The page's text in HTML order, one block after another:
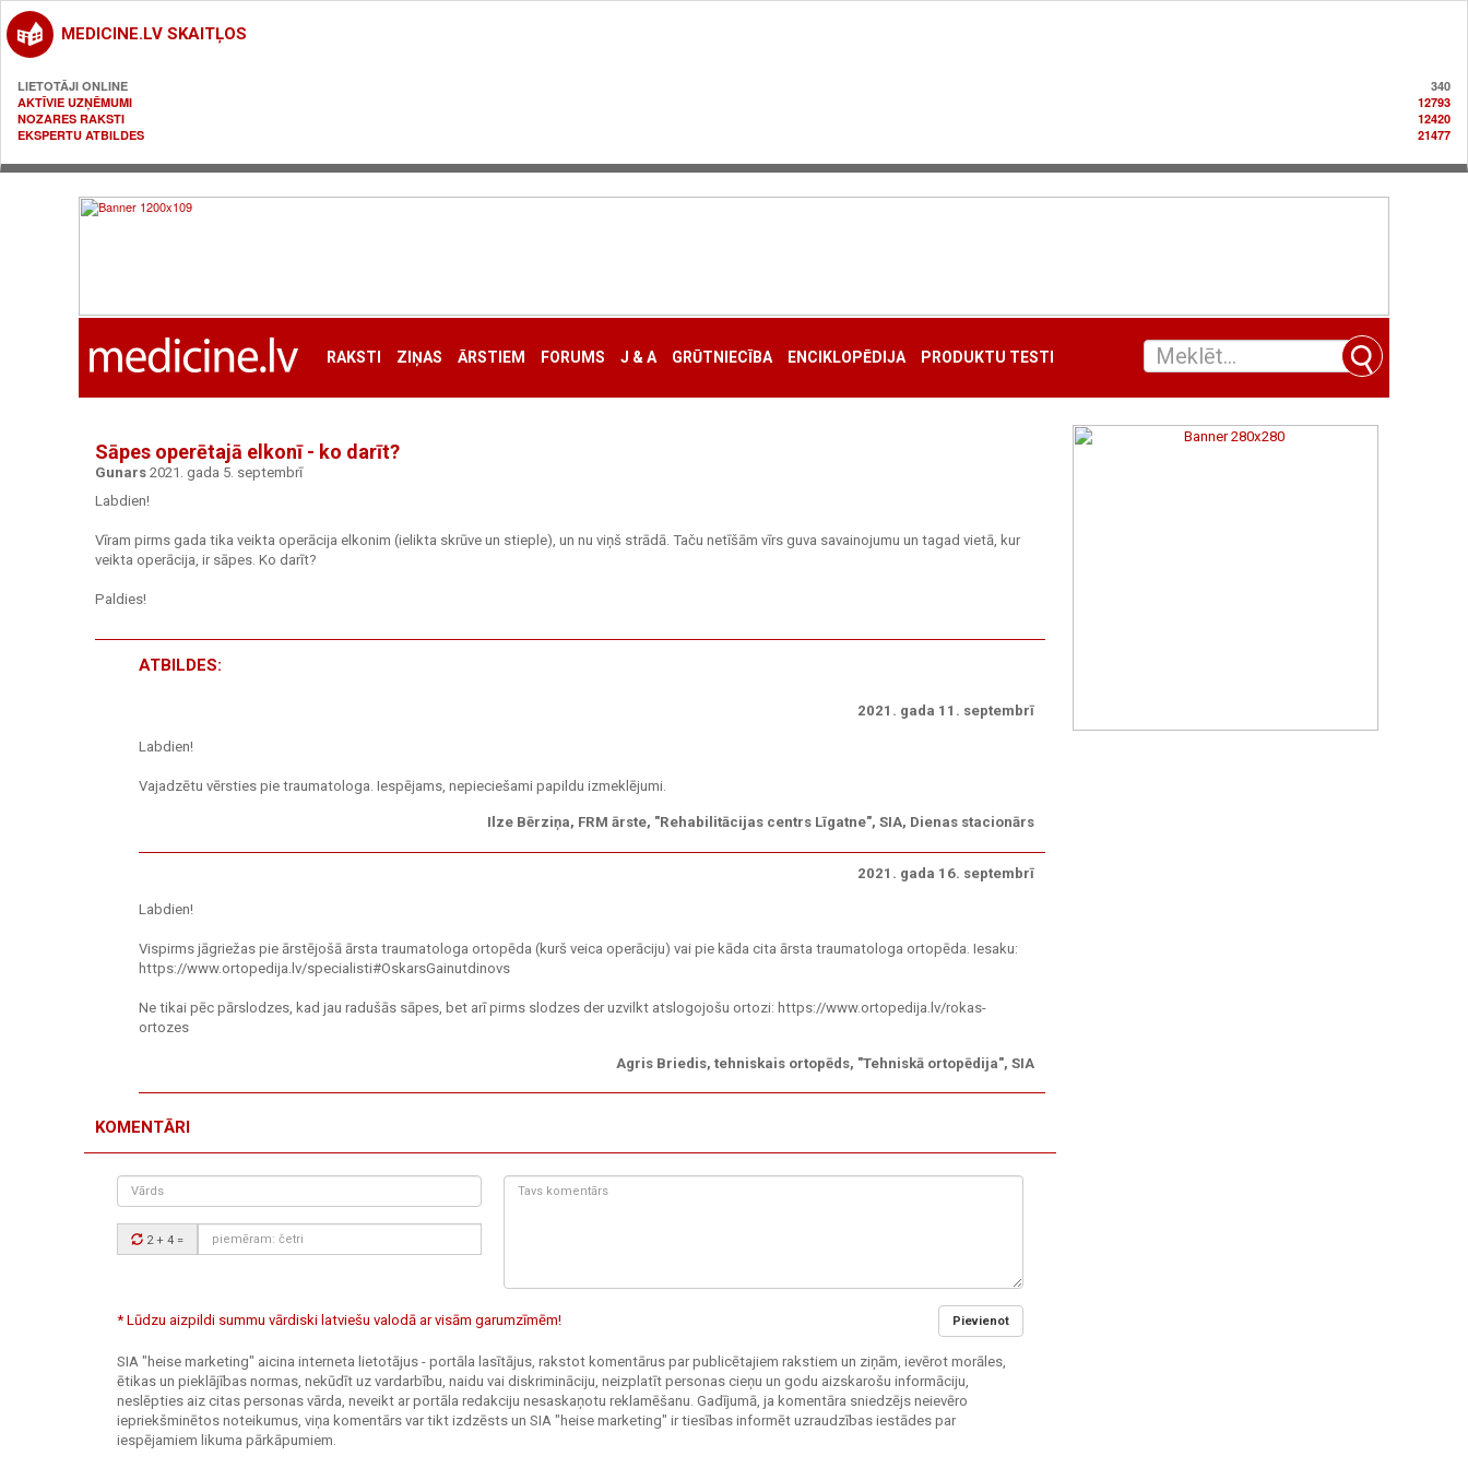
MEDICINE.LV SKAITĻOS
LIETOTĀJI ONLINE
340
AKTĪVIE UZŅĒMUMI
12793
NOZARES RAKSTI
12420
EKSPERTU ATBILDES
21477
RAKSTI ZIŅAS ĀRSTIEM FORUMS J & A GRŪTNIECĪBA ENCIKLOPĒDIJA PRODUKTU TESTI
Sāpes operētajā elkonī - ko darīt?
Gunars 2021. gada 5. septembrī
Labdien!
Vīram pirms gada tika veikta operācija elkonim (ielikta skrūve un stieple), un nu viņš strādā. Taču netīšām vīrs guva savainojumu un tagad vietā, kur
veikta operācija, ir sāpes. Ko darīt?
Paldies!
ATBILDES:
2021. gada 11. septembrī
Labdien!
Vajadzētu vērsties pie traumatologa. Iespējams, nepieciešami papildu izmeklējumi.
Ilze Bērziņa, FRM ārste, "Rehabilitācijas centrs Līgatne", SIA, Dienas stacionārs
2021. gada 16. septembrī
Labdien!
Vispirms jāgriežas pie ārstējošā ārsta traumatologa ortopēda (kurš veica operāciju) vai pie kāda cita ārsta traumatologa ortopēda. Iesaku:
https://www.ortopedija.lv/specialisti#OskarsGainutdinovs
Ne tikai pēc pārslodzes, kad jau radušās sāpes, bet arī pirms slodzes der uzvilkt atslogojošu ortozi: https://www.ortopedija.lv/rokas-
ortozes
Agris Briedis, tehniskais ortopēds, "Tehniskā ortopēdija", SIA
KOMENTĀRI
Vārds
Drošības
kods:
2 + 4 =
Tavs
Pievienot
* Lūdzu aizpildi summu vārdiski latviešu valodā ar visām garumzīmēm!
SIA "heise marketing" aicina interneta lietotājus - portāla lasītājus, rakstot komentārus par publicētajiem rakstiem un ziņām, ievērot morāles,
ētikas un pieklājības normas, nekūdīt uz vardarbību, naidu vai diskrimināciju, neizplatīt personas cieņu un godu aizskarošu informāciju,
neslēpties aiz citas personas vārda, neveikt ar portāla redakciju nesaskaņotu reklamēšanu. Gadījumā, ja komentāra sniedzējs neievēro
iepriekšminētos noteikumus, viņa komentārs var tikt izdzēsts un SIA "heise marketing" ir tiesības informēt uzraudzības iestādes par
iespējamiem likuma pārkāpumiem.